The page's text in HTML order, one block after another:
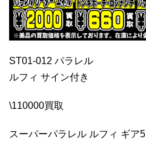
ST01-012 パラレル
ルフィ サイン付き
\110000買取
スーパーパラレル ルフィ ギア5